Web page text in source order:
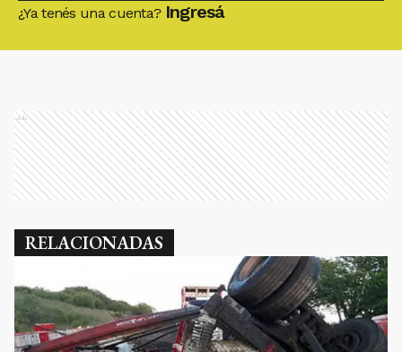
¿Ya tenés una cuenta? Ingresá
Ads
RELACIONADAS